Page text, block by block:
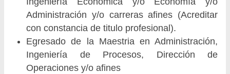
Administración y/o carreras afines (Acreditar
con constancia de titulo profesional).
Egresado de la Maestria en Administración,
Ingeniería de Procesos, Dirección de
Operaciones y/o afines